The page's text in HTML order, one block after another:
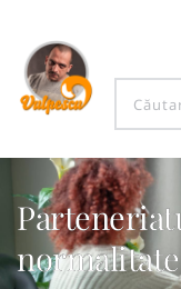
normalitate